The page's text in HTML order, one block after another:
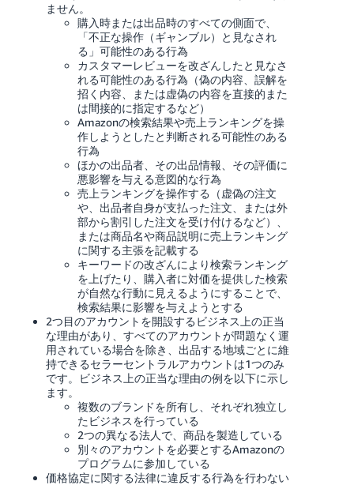
ません。
購入時または出品時のすべての側面で、
「不正な操作（ギャンブル）と見なされ
る」可能性のある行為
カスタマーレビューを改ざんしたと見なさ
れる可能性のある行為（偽の内容、誤解を
招く内容、または虚偽の内容を直接的また
は間接的に指定するなど）
Amazonの検索結果や売上ランキングを操
作しようとしたと判断される可能性のある
行為
ほかの出品者、その出品情報、その評価に
悪影響を与える意図的な行為
売上ランキングを操作する（虚偽の注文
や、出品者自身が支払った注文、または外
部から割引した注文を受け付けるなど）、
または商品名や商品説明に売上ランキング
に関する主張を記載する
キーワードの改ざんにより検索ランキング
を上げたり、購入者に対価を提供した検索
が自然な行動に見えるようにすることで、
検索結果に影響を与えようとする
2つ目のアカウントを開設するビジネス上の正当
な理由があり、すべてのアカウントが問題なく運
用されている場合を除き、出品する地域ごとに維
持できるセラーセントラルアカウントは1つのみ
です。ビジネス上の正当な理由の例を以下に示し
ます。
複数のブランドを所有し、それぞれ独立し
たビジネスを行っている
2つの異なる法人で、商品を製造している
別々のアカウントを必要とするAmazonの
プログラムに参加している
価格協定に関する法律に違反する行為を行わない